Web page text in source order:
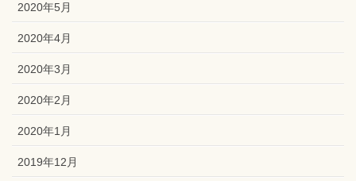
2020年5月
2020年4月
2020年3月
2020年2月
2020年1月
2019年12月